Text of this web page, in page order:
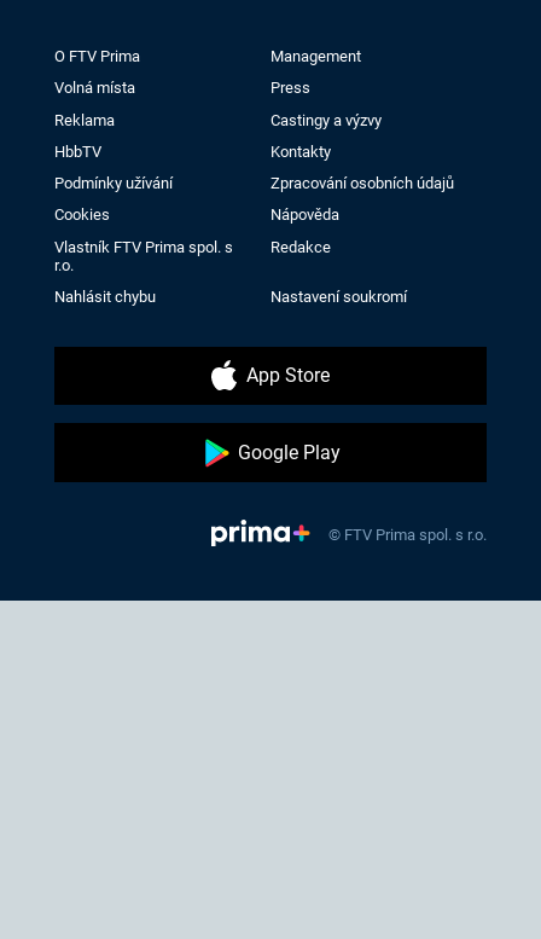
O FTV Prima
Management
Volná místa
Press
Reklama
Castingy a výzvy
HbbTV
Kontakty
Podmínky užívání
Zpracování osobních údajů
Cookies
Nápověda
Vlastník FTV Prima spol. s
r.o.
Redakce
Nahlásit chybu Nastavení soukromí
App Store
Google Play
© FTV Prima spol. s r.o.